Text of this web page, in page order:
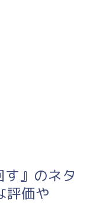
』のネタ
評価や